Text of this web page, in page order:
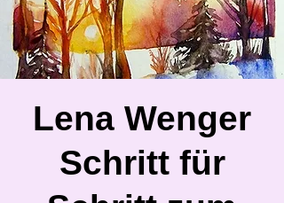
Lena Wenger
Schritt für